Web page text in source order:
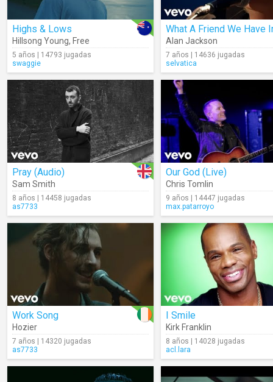
Highs & Lows
Hillsong Young, Free
5 años | 14793 jugadas
swaggie
Alan Jackson
7 años | 14636 jugadas
selvatica
Pray (Audio)
Sam Smith
8 años | 14458 jugadas
as7733
Our God (Live)
Chris Tomlin
9 años | 14447 jugadas
max.patarroyo
Work Song
Hozier
7 años | 14320 jugadas
as7733
I Smile
Kirk Franklin
8 años | 14028 jugadas
acl.lara